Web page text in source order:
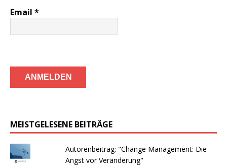
Email *
MEISTGELESENE BEITRÄGE
Autorenbeitrag: "Change Management: Die
Angst vor Veränderung"